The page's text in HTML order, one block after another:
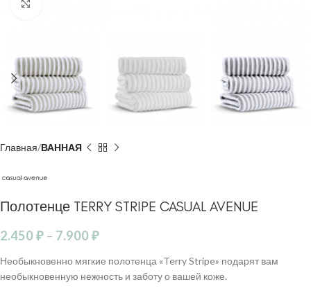
Главная ВАННАЯ
Полотенце TERRY STRIPE CASUAL AVENUE
2.450₽ – 7.900₽
Необыкновенно мягкие полотенца «Terry Stripe» подарят вам
необыкновенную нежность и заботу о вашей коже.